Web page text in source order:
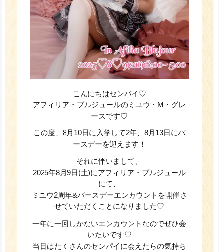
こんにちはセンパイ♡
アフィリア・ブルジュールのミユウ・M・グレ
ースです♡
この度、8月10日に入学して2年、8月13日にバ
ースデーを迎えます！
それに伴いまして、
2025年8月9日(土)にアフィリア・ブルジュール
にて、
ミユウ2周年&バースデーエンカウントを開催さ
せていただくことになりました♡
一年に一回しかないエンカウントなのでぜひ会
いたいです♡
当日はたくさんのセンパイに会えたらの気持ち